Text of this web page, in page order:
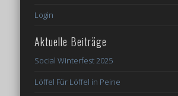
Login
Aktuelle Beiträge
Social Winterfest 2025
Löffel Für Löffel in Peine